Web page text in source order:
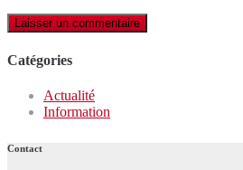
Catégories
Actualité
Information
Contact